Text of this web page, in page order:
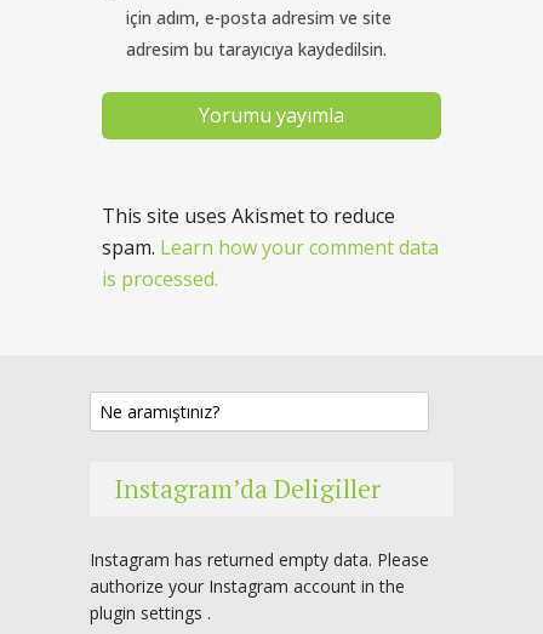
için adım, e-posta adresim ve site
adresim bu tarayıcıya kaydedilsin.
This site uses Akismet to reduce
spam. Learn how your comment data
is processed.
Instagram’da Deligiller
Instagram has returned empty data. Please
authorize your Instagram account in the
plugin settings .